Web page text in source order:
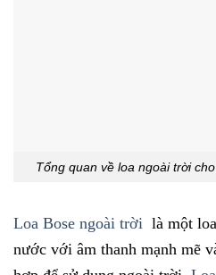
Tổng quan về loa ngoài trời
Loa Bose ngoài trời là một
nước với âm thanh mạnh mẽ